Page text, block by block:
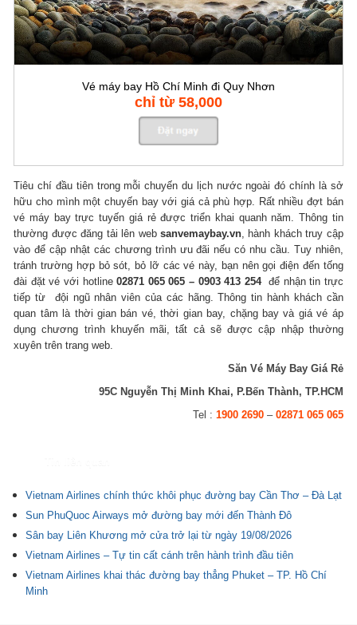
Vé máy bay Hồ Chí Minh đi Quy Nhơn
chỉ từ 58,000
Tiêu chí đầu tiên trong mỗi chuyến du lịch nước ngoài đó chính là sở
hữu cho mình một chuyến bay với giá cả phù hợp. Rất nhiều đợt bán
vé máy bay trực tuyến giá rẻ được triển khai quanh năm. Thông tin
thường được đăng tải lên web sanvemaybay.vn, hành khách truy cập
vào để cập nhật các chương trình ưu đãi nếu có nhu cầu. Tuy nhiên,
tránh trường hợp bỏ sót, bỏ lỡ các vé này, bạn nên gọi điện đến tống
đài đặt vé với hotline02871 065 065 – 0903 413 254để nhận tin trực
tiếp từ đội ngũ nhân viên của các hãng. Thông tin hành khách cần
quan tâm là thời gian bán vé, thời gian bay, chặng bay và giá vé áp
dụng chương trình khuyến mãi, tất cả sẽ được cập nhập thường
xuyên trên trang web.
Săn Vé Máy Bay Giá Rẻ
95C Nguyễn Thị Minh Khai, P.Bến Thành, TP.HCM
Tel : 1900 2690– 02871 065 065
Vietnam Airlines chính thức khôi phục đường bay Cần Thơ – Đà Lạt
Sun PhuQuoc Airways mở đường bay mới đến Thành Đô
Sân bay Liên Khương mở cửa trở lại từ ngày 19/08/2026
Vietnam Airlines – Tự tin cất cánh trên hành trình đầu tiên
Vietnam Airlines khai thác đường bay thẳng Phuket – TP. Hồ Chí
Minh